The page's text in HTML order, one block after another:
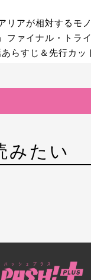
リアが相対する
ファイナル・トラ
らすじ＆先行カッ
みたい